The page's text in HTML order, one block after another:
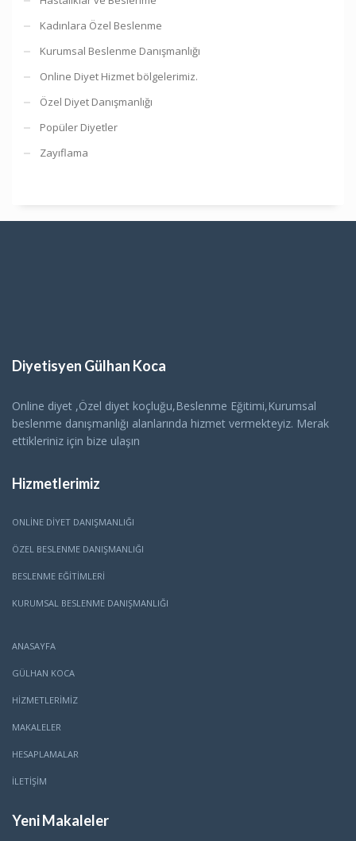
Kadınlara Özel Beslenme
Kurumsal Beslenme Danışmanlığı
Online Diyet Hizmet bölgelerimiz.
Özel Diyet Danışmanlığı
Popüler Diyetler
Zayıflama
Diyetisyen Gülhan Koca
Online diyet ,Özel diyet koçluğu,Beslenme Eğitimi,Kurumsal
beslenme danışmanlığı alanlarında hizmet vermekteyiz. Merak
ettikleriniz için bize ulaşın
Hizmetlerimiz
ONLINE DIYET DANIŞMANLIĞI
ÖZEL BESLENME DANIŞMANLIĞI
BESLENME EĞITIMLERI
KURUMSAL BESLENME DANIŞMANLIĞI
ANASAYFA
GÜLHAN KOCA
HİZMETLERİMİZ
MAKALELER
HESAPLAMALAR
İLETİŞİM
Yeni Makaleler